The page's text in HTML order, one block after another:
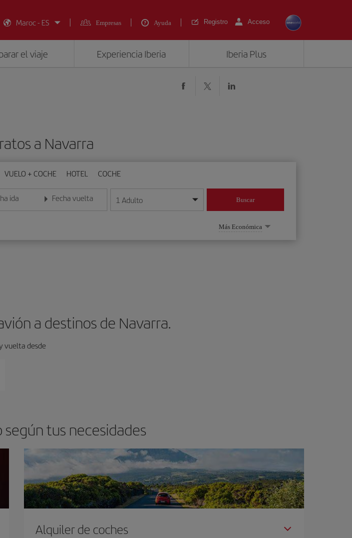
Maroc - ES
Empresas Ayuda Registro Acceso
el viaje Experiencia Iberia Iberia Plus
a Navarra
VUELO + COCHE HOTEL COCHE
ida
la fecha en formato día/mes/año
Fecha vuelta
Introduce la fecha en formato día/mes/año
1 Adulto Buscar
Más Económica
a destinos de Navarra.
vuelta desde
tus necesidades
Alquiler de coches